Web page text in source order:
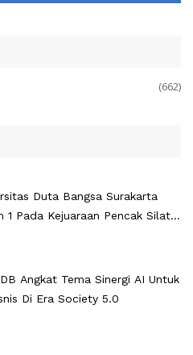
(662)
Duta Bangsa Surakarta
1 Pada Kejuaraan Pencak Silat
Angkat Tema Sinergi AI Untuk
Di Era Society 5.0